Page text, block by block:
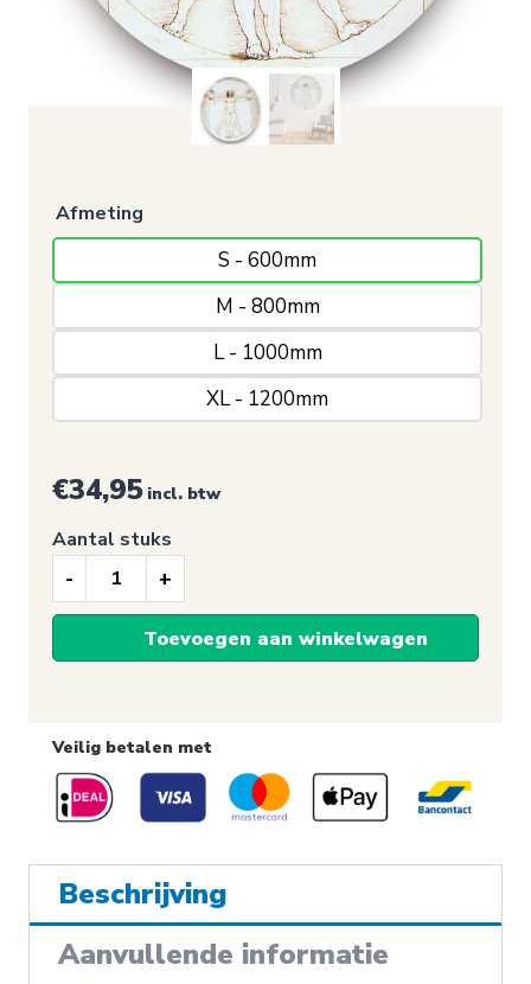
Afmeting
S - 600mm
M - 800mm
L - 1000mm
XL - 1200mm
€34,95incl. btw
Mens
-
Leonardo
Da
Vinci
-
Behangcirkel
Aantal stuks
Toevoegen aan winkelwagen
Veilig betalen met
Beschrijving
Aanvullende informatie